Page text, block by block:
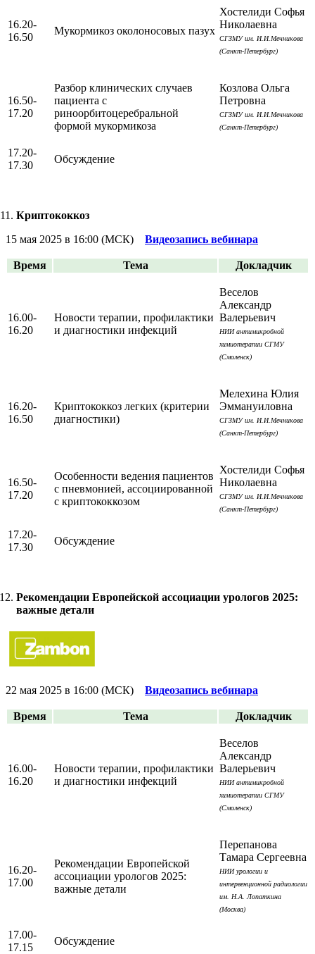
16.20-
16.50
Мукормикоз околоносовых пазух
Хостелиди Софья
Николаевна
СГЗМУ им. И.И.Мечникова
(Санкт-Петербург)
16.50-
17.20
Разбор клинических случаев
пациента с
риноорбитоцеребральной
формой мукормикоза
Козлова Ольга
Петровна
СГЗМУ им. И.И.Мечникова
(Санкт-Петербург)
17.20-
17.30
Обсуждение
Криптококкоз
15 мая 2025 в 16:00 (МСК) Видеозапись вебинара
Время Тема Докладчик
16.00-
16.20
Новости терапии, профилактики
и диагностики инфекций
Веселов
Александр
Валерьевич
НИИ антимикробной
химиотерапии СГМУ
(Смоленск)
16.20-
16.50
Криптококкоз легких (критерии
диагностики)
Мелехина Юлия
Эммануиловна
СГЗМУ им. И.И.Мечникова
(Санкт-Петербург)
16.50-
17.20
Особенности ведения пациентов
с пневмонией, ассоциированной
с криптококкозом
Хостелиди Софья
Николаевна
СГЗМУ им. И.И.Мечникова
(Санкт-Петербург)
17.20-
17.30
Обсуждение
Рекомендации Европейской ассоциации урологов 2025:
важные детали
22 мая 2025 в 16:00 (МСК) Видеозапись вебинара
Время Тема Докладчик
16.00-
16.20
Новости терапии, профилактики
и диагностики инфекций
Веселов
Александр
Валерьевич
НИИ антимикробной
химиотерапии СГМУ
(Смоленск)
16.20-
17.00
Рекомендации Европейской
ассоциации урологов 2025:
важные детали
Перепанова
Тамара Сергеевна
НИИ урологии и
интервенционной радиологии
им. Н.А. Лопаткина
(Москва)
17.00-
17.15
Обсуждение